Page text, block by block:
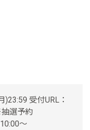
受付URL：
選予約
〜